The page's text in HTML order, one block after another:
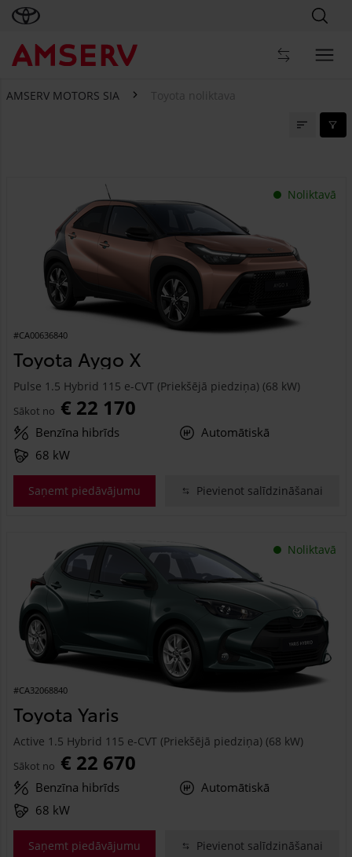
AMSERV MOTORS SIA Toyota noliktava
Noliktavā
#CA00636840
Toyota Aygo X
Pulse 1.5 Hybrid 115 e-CVT (Priekšējā piedziņa) (68 kW)
Sākot no € 22 170
Benzīna hibrīds
Automātiskā
68 kW
Saņemt piedāvājumu Pievienot salīdzināšanai
Noliktavā
#CA32068840
Toyota Yaris
Active 1.5 Hybrid 115 e-CVT (Priekšējā piedziņa) (68 kW)
Sākot no € 22 670
Benzīna hibrīds
Automātiskā
68 kW
Saņemt piedāvājumu Pievienot salīdzināšanai